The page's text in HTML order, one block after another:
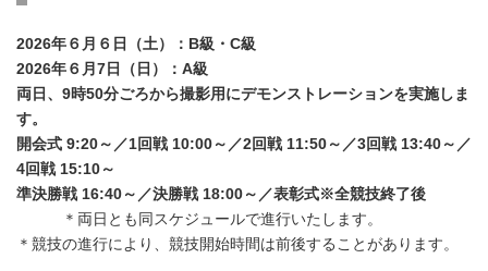
2026年６月６日（土）： B級・ C級
2026年６月 7 日（日）： A級
両日、 9時50分ごろから撮影用にデモンストレーションを実施しま
す。
開会式 9:20 ～／1 回戦 10:00 ～／2 回戦 11:50 ～／3 回戦 13:40 ～／
4 回戦 15:10 ～
準決勝戦 16:40 ～／決勝戦 18:00 ～／表彰式※全競技終了後
＊両日とも同スケジュールで進行いたします。
＊競技の進行により、競技開始時間は前後することがあります。